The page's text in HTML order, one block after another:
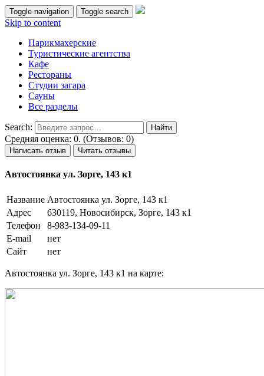
Toggle navigation Toggle search
Skip to content
Парикмахерские
Туристические агентства
Кафе
Рестораны
Студии загара
Сауны
Все разделы
Search:
Средняя оценка: 0. (Отзывов: 0)
Написать отзыв Читать отзывы
Автостоянка ул. Зорге, 143 к1
Название Автостоянка ул. Зорге, 143 к1
Адрес
630119, Новосибирск, Зорге, 143 к1
Телефон
8-983-134-09-11
E-mail
нет
Сайт
нет
Автостоянка ул. Зорге, 143 к1 на карте: